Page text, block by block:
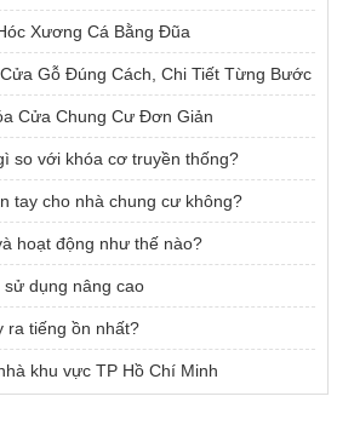
Xương Cá Bằng Đũa
Gỗ Đúng Cách, Chi Tiết Từng Bước
Cửa Chung Cư Đơn Giản
so với khóa cơ truyền thống?
tay cho nhà chung cư không?
hoạt động như thế nào?
dụng nâng cao
ra tiếng ồn nhất?
khu vực TP Hồ Chí Minh